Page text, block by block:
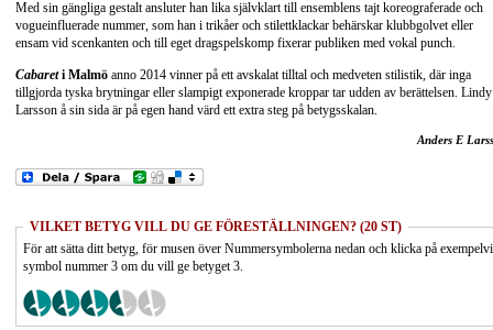
Med sin gängliga gestalt ansluter han lika självklart till ensemblens tajt koreograferade och
vogueinfluerade nummer, som han i trikåer och stilettklackar behärskar klubbgolvet eller
ensam vid scenkanten och till eget dragspelskomp fixerar publiken med vokal punch.
Cabareti Malmö anno 2014 vinner på ett avskalat tilltal och medveten stilistik, där inga
tillgjorda tyska brytningar eller slampigt exponerade kroppar tar udden av berättelsen. Lindy
Larsson å sin sida är på egen hand värd ett extra steg på betygsskalan.
Anders E
VILKET BETYG VILL DU GE FÖRESTÄLLNINGEN? (20 ST)
För att sätta ditt betyg, för musen över Nummersymbolerna nedan och klicka på
symbol nummer 3 om du vill ge betyget 3.